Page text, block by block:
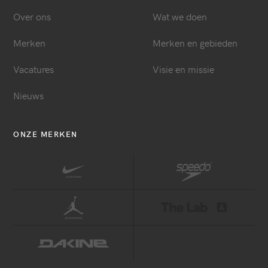
Over ons
Merken
Vacatures
Nieuws
Wat we doen
Merken en gebieden
Visie en missie
ONZE MERKEN